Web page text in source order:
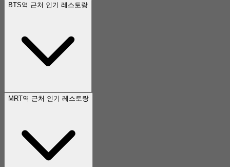
BTS역 근처 인기 레스토랑
MRT역 근처 인기 레스토랑